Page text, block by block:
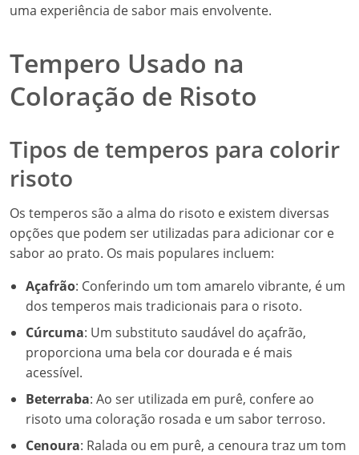
uma experiência de sabor mais envolvente.
Tempero Usado na
Coloração de Risoto
Tipos de temperos para colorir
risoto
Os temperos são a alma do risoto e existem diversas
opções que podem ser utilizadas para adicionar cor e
sabor ao prato. Os mais populares incluem:
Açafrão: Conferindo um tom amarelo vibrante, é um
dos temperos mais tradicionais para o risoto.
Cúrcuma: Um substituto saudável do açafrão,
proporciona uma bela cor dourada e é mais
acessível.
Beterraba: Ao ser utilizada em purê, confere ao
risoto uma coloração rosada e um sabor terroso.
Cenoura: Ralada ou em purê, a cenoura traz um tom